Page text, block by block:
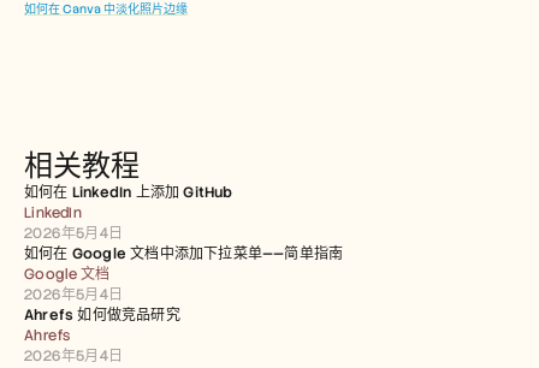
如何在 Canva 中淡化照片边缘
相关教程
如何在 LinkedIn 上添加 GitHub
LinkedIn
2026年5月4日
如何在 Google 文档中添加下拉菜单——简单指南
Google 文档
2026年5月4日
Ahrefs 如何做竞品研究
Ahrefs
2026年5月4日